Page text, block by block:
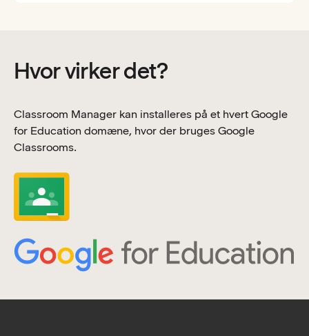
Hvor virker det?
Classroom Manager kan installeres på et hvert Google
for Education domæne, hvor der bruges Google
Classrooms.